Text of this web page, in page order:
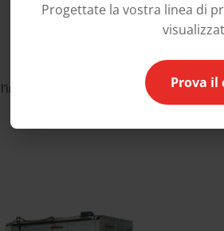
Progettate la vostra linea di
Prova il
TX – Laminatore per film protettivi e di
processo con taglio automatico ad alta
automatizzata, è progettata per
l’integrazione in linee di produzione
per l’utilizzo come unità stand-alone.